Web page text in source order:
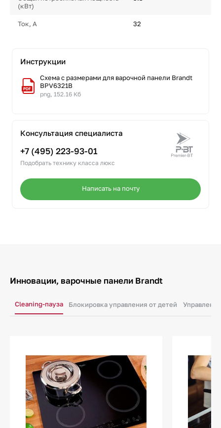
(кВт)
Ток, А 32
Инструкции
Схема с размерами для варочной панели Brandt
BPV6321B
png, 152.16 Кб
Консультация специалиста
+7 (495) 223-93-01
Подобрать технику класса люкс
Написать на почту
Инновации, варочные панели Brandt
Cleaning-пауза Блокировка управления от детей